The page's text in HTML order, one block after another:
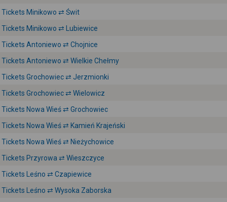
Tickets Minikowo ⇄ Świt
Tickets Minikowo ⇄ Lubiewice
Tickets Antoniewo ⇄ Chojnice
Tickets Antoniewo ⇄ Wielkie Chełmy
Tickets Grochowiec ⇄ Jerzmionki
Tickets Grochowiec ⇄ Wielowicz
Tickets Nowa Wieś ⇄ Grochowiec
Tickets Nowa Wieś ⇄ Kamień Krajeński
Tickets Nowa Wieś ⇄ Nieżychowice
Tickets Przyrowa ⇄ Wieszczyce
Tickets Leśno ⇄ Czapiewice
Tickets Leśno ⇄ Wysoka Zaborska